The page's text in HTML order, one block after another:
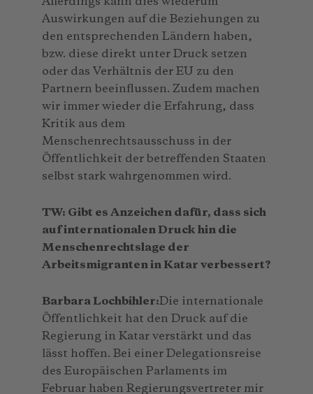
Auswirkungen auf die Beziehungen zu
den entsprechenden Ländern haben,
bzw. diese direkt unter Druck setzen
oder das Verhältnis der EU zu den
Partnern beeinflussen. Zudem machen
wir immer wieder die Erfahrung, dass
Kritik aus dem
Menschenrechtsausschuss in der
Öffentlichkeit der betreffenden Staaten
selbst stark wahrgenommen wird.
TW: Gibt es Anzeichen dafür, dass sich
auf internationalen Druck hin die
Menschenrechtslage der
Arbeitsmigranten in Katar verbessert?
Barbara Lochbihler:Die internationale
Öffentlichkeit hat den Druck auf die
Regierung in Katar verstärkt und das
lässt hoffen. Bei einer Delegationsreise
des Europäischen Parlaments im
Februar haben Regierungsvertreter mir